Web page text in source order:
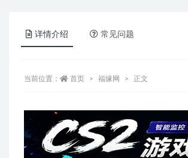
详情介绍 常见问题
当前位置： 首页 福缘网 正文